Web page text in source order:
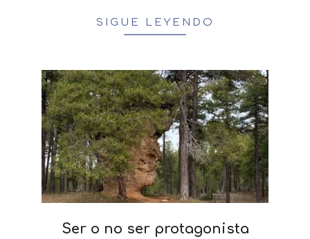
SIGUE LEYENDO
Ser o no ser protagonista